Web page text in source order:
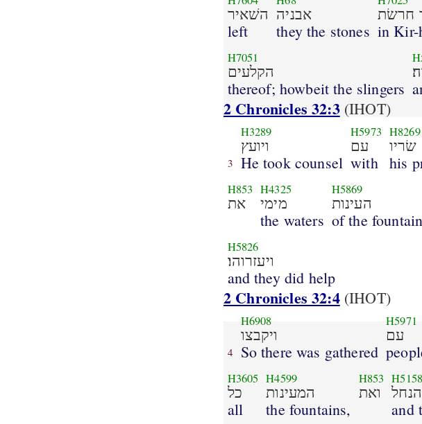
השׁאיר
left
אבניה
they the stones
חרשׂת
in Kir-
H7051
הקלעים
thereof; howbeit the slingers
2 Chronicles 32:3(IHOT)
3
H3289
ויועץ
He took counsel
H5973
עם
with
H8269
שׂריו
his
H853
את
H4325
מימי
the waters
H5869
העינות
of the
H5826
ויעזרוהו׃
and they did help
2 Chronicles 32:4(IHOT)
4
H6908
ויקבצו
So there was gathered
H5971
עם
H3605
כל
all
H4599
המעינות
the fountains,
H853
ואת
H5158
הנחל
and